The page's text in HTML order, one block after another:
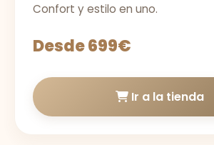
Confort y estilo en uno.
Desde 699€
Ir a la tienda